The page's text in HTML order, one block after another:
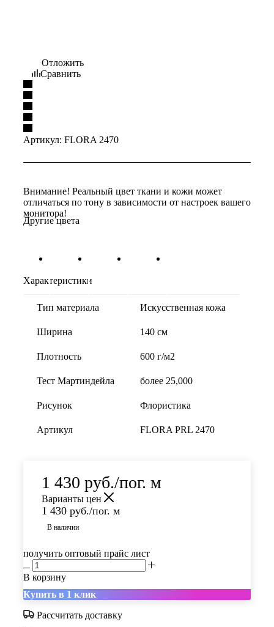
Отложить
Сравнить
Артикул: FLORA 2470
Внимание! Реальный цвет ткани и кожи может
отличаться по тону в зависимости от настроек вашего
монитора!
Другие цвета
Характеристики
Тип материала Искусственная кожа
Ширина 140 см
Плотность 600 г/м2
Тест Мартиндейла более 25,000
Рисунок Флористика
Артикул FLORA PRL 2470
1 430 руб./пог. м
Варианты цен
1 430 руб./пог. м
В наличии
получить оптовый прайс лист
В корзину
Купить в 1 клик
Рассчитать доставку